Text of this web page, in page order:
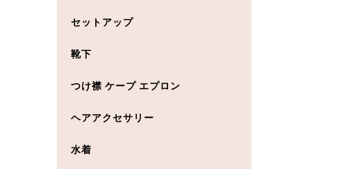
セットアップ
靴下
つけ襟 ケープ エプロン
ヘアアクセサリー
水着